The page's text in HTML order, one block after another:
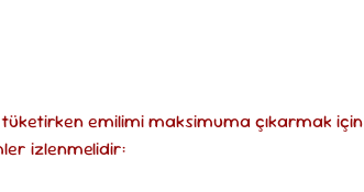
emilimi maksimuma çıkarmak için
izlenmelidir: